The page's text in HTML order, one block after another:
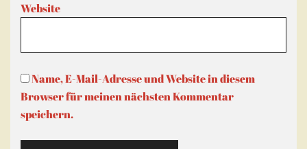
Website
Name, E-Mail-Adresse und Website in diesem
Browser für meinen nächsten Kommentar
speichern.